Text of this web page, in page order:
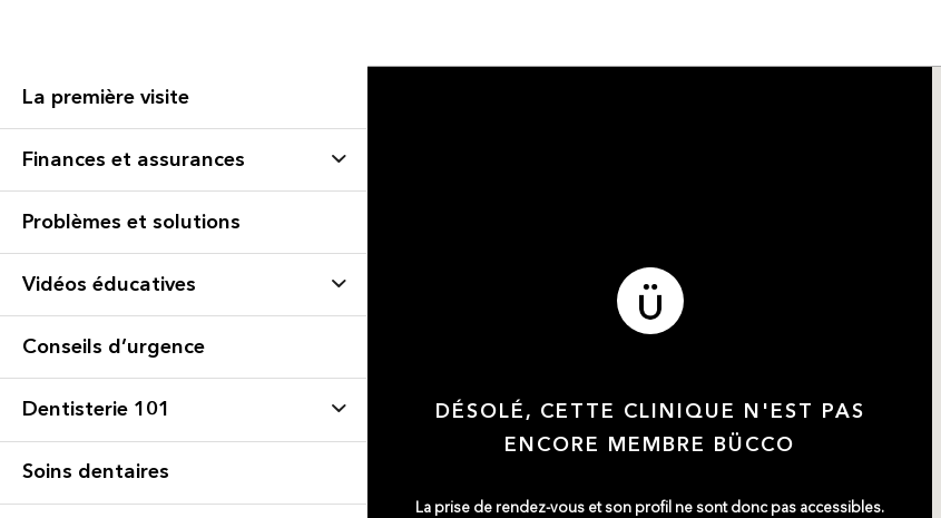
La première visite
Finances et assurances
Problèmes et solutions
Vidéos éducatives
Conseils d’urgence
Dentisterie 101
Soins dentaires
DÉSOLÉ, CETTE CLINIQUE N'EST PAS
ENCORE MEMBRE BÜCCO
La prise de rendez-vous et son profil ne sont donc pas accessibles.